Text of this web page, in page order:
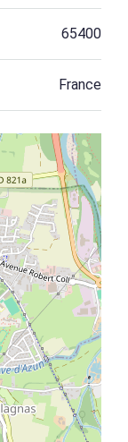
65400
France